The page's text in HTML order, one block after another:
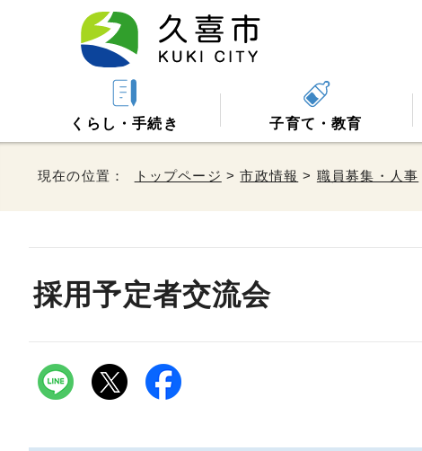
くらし・手続き 子育て・教育
現在の位置： トップページ >市政情報 > 職員募集・人事
採用予定者交流会